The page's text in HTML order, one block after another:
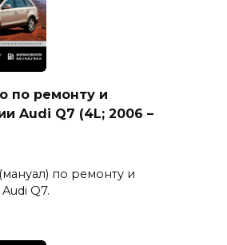
по ремонту и
Audi Q7 (4L; 2006 –
по ремонту и
Q7.